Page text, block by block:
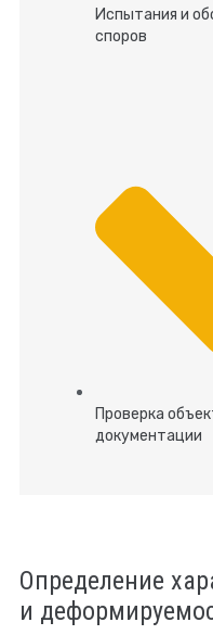
Испытания и
споров
Проверка
документации
Определение
и